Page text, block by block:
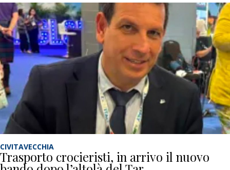
CIVITAVECCHIA
Trasporto crocieristi, in arrivo il nuovo